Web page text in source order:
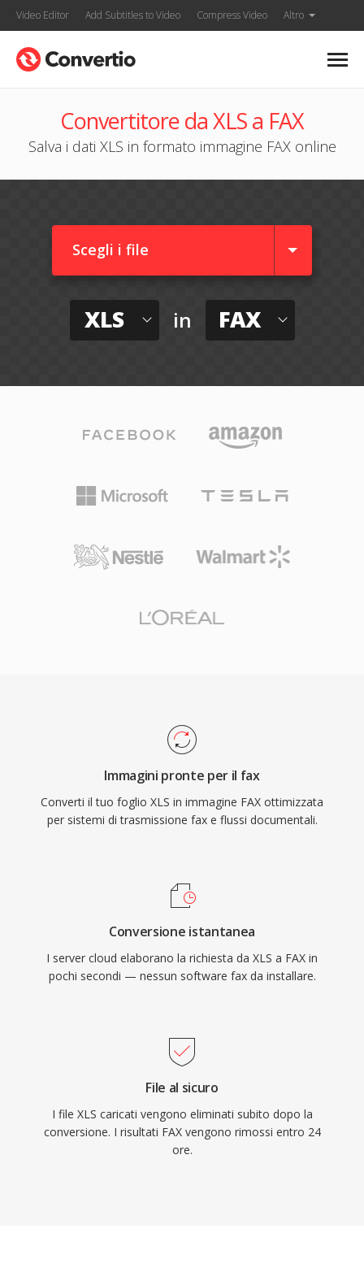
Video Editor Add Subtitles to Video Compress Video Altro
Convertitore da XLS a FAX
Salva i dati XLS in formato immagine FAX online
Scegli i file
XLS in FAX
Immagini pronte per il fax
Converti il tuo foglio XLS in immagine FAX ottimizzata
per sistemi di trasmissione fax e flussi documentali.
Conversione istantanea
I server cloud elaborano la richiesta da XLS a FAX in
pochi secondi — nessun software fax da installare.
File al sicuro
I file XLS caricati vengono eliminati subito dopo la
conversione. I risultati FAX vengono rimossi entro 24
ore.